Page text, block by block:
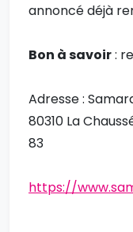
annoncé déjà
Bon à savoir:
Adresse :
80310 La
83
https://